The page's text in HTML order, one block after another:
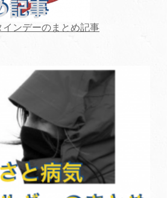
インデーのまとめ記事